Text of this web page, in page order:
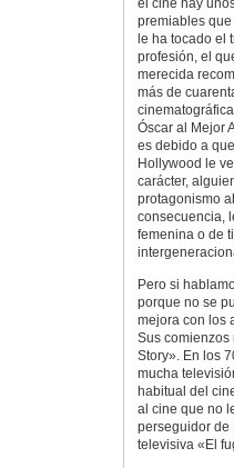
el cine hay
premiables que
le ha tocado el
profesión, el
merecida
más de
Óscar al Mejor
es debido a
Hollywood le
carácter,
protagonismo
consecuencia,
femenina o de
Pero si
porque no se
mejora con los
Sus
Story». En los
mucha
habitual del
al cine que no
perseguidor de
televisiva «El